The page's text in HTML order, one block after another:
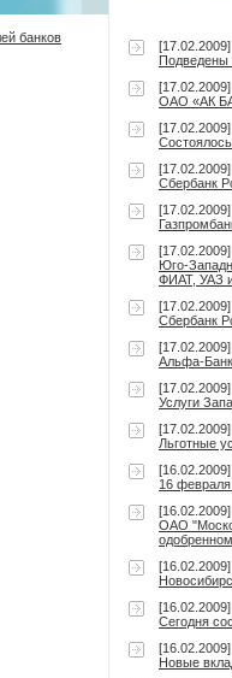
банков
[17.02.2009]
Подведены
[17.02.2009]
ОАО «АК
[17.02.2009]
[17.02.2009]
Сбербанк
[17.02.2009]
[17.02.2009]
Юго-
ФИАТ, УАЗ
[17.02.2009]
Сбербанк
[17.02.2009]
Альфа-
[17.02.2009]
Услуги
[17.02.2009]
Льготные
[16.02.2009]
16
[16.02.2009]
ОАО
[16.02.2009]
[16.02.2009]
Сегодня
[16.02.2009]
Новые